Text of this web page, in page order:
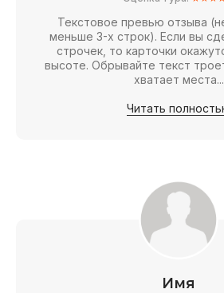
Текстовое превью отзыва
меньше 3-х строк). Если вы
строчек, то карточки
высоте. Обрывайте текст
хватает места...
Читать
Имя